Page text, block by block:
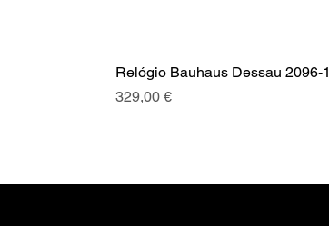
Relógio Bauhaus Dessau 2096-1
Prix
329,00 €